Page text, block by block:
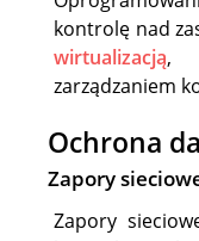
kontrolę nad
wirtualizacją,
zarządzaniem
Ochrona
Zapory
Zapory